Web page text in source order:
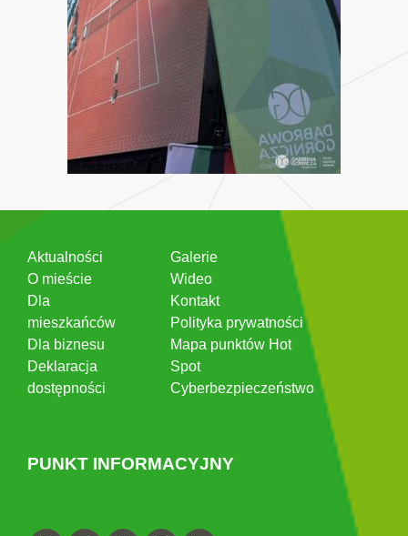
Aktualności
O mieście
Dla
mieszkańców
Dla biznesu
Deklaracja
dostępności
Galerie
Wideo
Kontakt
Polityka prywatności
Mapa punktów Hot
Spot
Cyberbezpieczeństwo
PUNKT INFORMACYJNY